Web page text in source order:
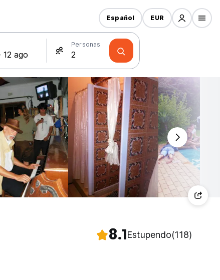
Personas
Español EUR
8.1Estupendo(118)